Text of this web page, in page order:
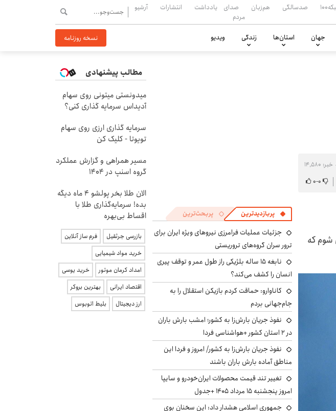
صدسالگی هم‌زبان
صدای
مردم
یادداشت انتشارات آرشیو
جهان استان‌ها زندگی ویدیو نسخه روزنامه
خبر: ۱۴٬۵۸۰
۰-۰
شوم که
پربازدیدترین پربحث‌ترین
جزئیات عملیات فرامرزی نیروهای ویژه ایران برای
ترور سران گروه‌های تروریستی
نابغه ۱۵ ساله بلژیکی راز طول عمر و توقف پیری
انسان را کشف می‌کند؟
کاناوارو: حماقت کردم بازیکن استقلال را به
جام‌جهانی بردم
نفوذ جریان بارش‌زا به کشور؛ امشب بارش باران
در ۲ استان کشور +هواشناسی فردا
نفوذ جریان بارش‌زا به کشور/ امروز و فردا این
مناطق آماده بارش باران باشند
تغییر تند قیمت محصولات ایران‌خودرو و سایپا
امروز پنجشنبه ۱۵ مرداد ۱۴۰۵ +جدول
جمهوری اسلامی هشدار داد: این سخنان بوی
مطالب پیشنهادی
میدونستی میتونی روی سهام
آدیداس سرمایه گذاری کنی؟
سرمایه گذاری ارزی روی سهام
تویوتا - کلیک کن
مسیر همراهی و گزارش عملکرد
گروه اسنپ در ۱۴۰۴
الان طلا بخر پولشو 4 ماه دیگه
بده! سرمایه‌گذاری طلا با
اقساط بی‌بهره
بازرسی جرثقیل
فرم ساز آنلاین
خرید مواد شیمیایی
امداد کرمان موتور
خرید یوسی
اقتصاد ایرانی
بهترین بروکر
ارز دیجیتال
بلیط اتوبوس